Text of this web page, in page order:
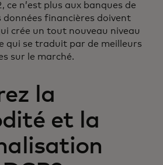
ce n’est plus aux banques de
données financières doivent
crée un tout nouveau niveau
qui se traduit par de meilleurs
sur le marché.
la
et la